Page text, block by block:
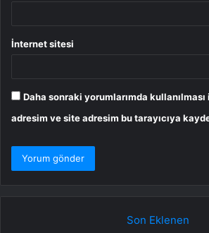
İnternet sitesi
Daha sonraki yorumlarımda
adresim ve site adresim bu tarayıcıya
Son Eklenen